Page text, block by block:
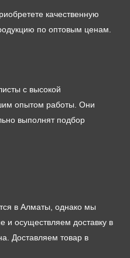
качественную
по оптовым ценам.
с высокой
опытом работы. Они
выполнят подбор
в Алматы, однако мы
и осуществляем доставку в
Доставляем товар в